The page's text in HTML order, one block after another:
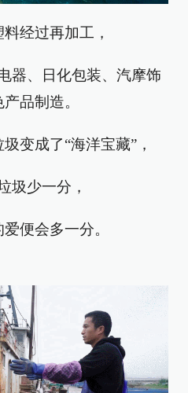
经过再加工，
器、日化包装、汽摩饰
品制造。
变成了“海洋宝藏”，
圾少一分，
便会多一分。